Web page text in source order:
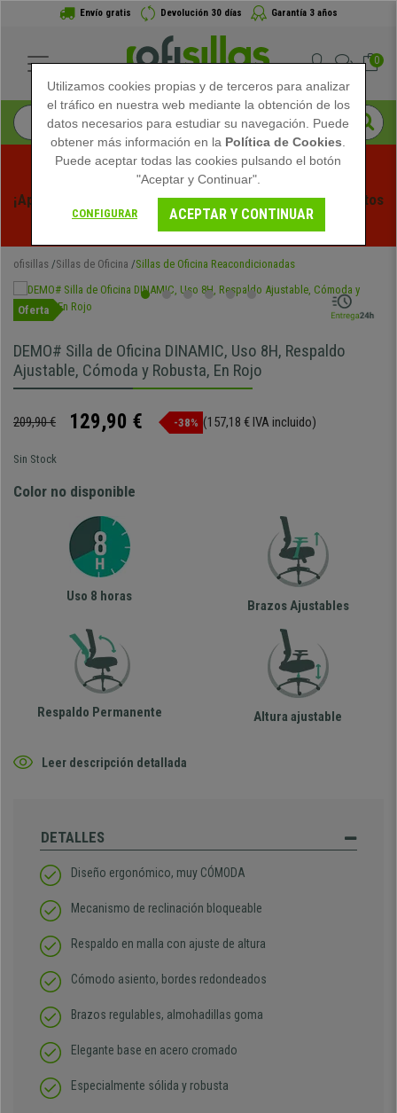
Envío gratis Devolución 30 días Garantía 3 años
0
¡Aprovecha las Rebajas de Verano en Ofisillas! Descuentos
Exclusivos por Tiempo Limitado - Ver Promo
ofisillas Sillas de Oficina Sillas de Oficina Reacondicionadas
Oferta
DEMO# Silla de Oficina DINAMIC, Uso 8H, Respaldo
Ajustable, Cómoda y Robusta, En Rojo
209,90 € 129,90 € -38% (157,18 € IVA incluido)
Sin Stock
Color no disponible
Uso 8 horas
Brazos Ajustables
Respaldo Permanente Altura ajustable
Leer descripción detallada
DETALLES
Diseño ergonómico, muy CÓMODA
Mecanismo de reclinación bloqueable
Respaldo en malla con ajuste de altura
Cómodo asiento, bordes redondeados
Brazos regulables, almohadillas goma
Elegante base en acero cromado
Especialmente sólida y robusta
Utilizamos cookies propias y de terceros para analizar
el tráfico en nuestra web mediante la obtención de los
datos necesarios para estudiar su navegación. Puede
obtener más información en la Política de Cookies
Puede aceptar todas las cookies pulsando el botón
"Aceptar y Continuar".
CONFIGURAR ACEPTAR Y CONTINUAR